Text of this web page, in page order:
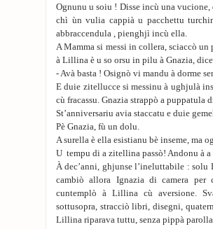
Ognunu u soiu ! Disse incù una
chì ùn vulia cappià u pacchettu
abbraccendula , pienghjì incù ella.
A Mamma si messi in collera, sciaccò
à Lillina è u so orsu in pilu à Gnazia,
- Avà basta ! Osignò vi mandu à dorme
E duie zitellucce si messinu à ughjulà
cù fracassu. Gnazia strappò a
St’anniversariu avia staccatu e duie
Pè Gnazia, fù un dolu.
A surella è ella esistianu bè inseme, ma
U tempu di a zitellina passò! Andonu à
À dec’anni, ghjunse l’ineluttabile :
cambiò allora Ignazia di camera per
cuntemplò à Lillina cù aversione.
sottusopra, stracciò libri, disegni,
Lillina riparava tuttu, senza pippà